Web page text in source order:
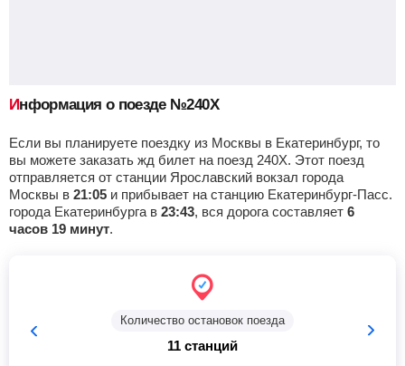
Информация о поезде №240Х
Если вы планируете поездку из Москвы в Екатеринбург, то
вы можете заказать жд билет на поезд 240Х. Этот поезд
отправляется от станции Ярославский вокзал города
Москвы в 21:05 и прибывает на станцию Екатеринбург-Пасс.
города Екатеринбурга в 23:43, вся дорога составляет 6
часов 19 минут.
Количество остановок поезда
11 станций